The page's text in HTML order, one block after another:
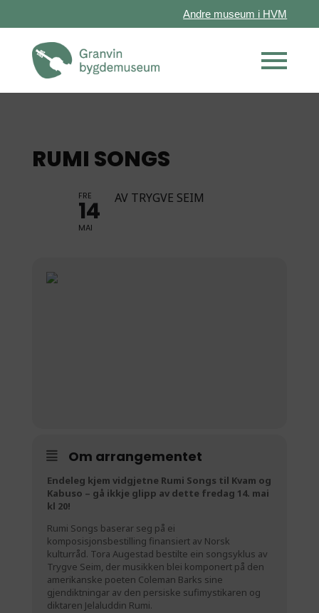
Andre museum i HVM
RUMI SONGS
FRE
14
MAI
AV TRYGVE SEIM
Om arrangementet
Endeleg kjem vidgjetne Rumi Songs til Kvam og
Kabuso – gå ikkje glipp av dette fredag 14. mai
kl 20!
Rumi Songs baserar seg på ei
komposisjonsbestilling finansiert av Norsk
kulturråd. Tora Augestad bestilte ein songsyklus av
Trygve Seim, der musikken blei komponert på den
amerikanske poeten Coleman Barks sine
gjendiktningar av den persiske sufimystikaren og
diktaren Jelaluddin Rumi.